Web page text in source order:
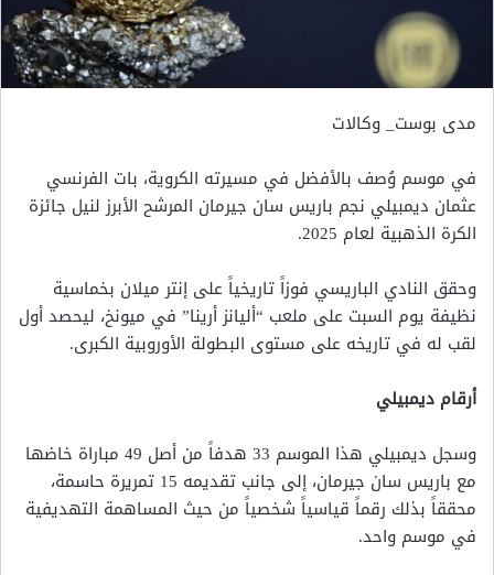
مدى بوست_ وكالات
في موسم وُصف بالأفضل في مسيرته الكروية، بات الفرنسي
عثمان ديمبيلي نجم باريس سان جيرمان المرشح الأبرز لنيل جائزة
الكرة الذهبية لعام 2025.
وحقق النادي الباريسي فوزاً تاريخياً على إنتر ميلان بخماسية
نظيفة يوم السبت على ملعب “أليانز أرينا” في ميونخ، ليحصد أول
لقب له في تاريخه على مستوى البطولة الأوروبية الكبرى.
أرقام ديمبيلي
وسجل ديمبيلي هذا الموسم 33 هدفاً من أصل 49 مباراة خاضها
مع باريس سان جيرمان، إلى جانب تقديمه 15 تمريرة حاسمة،
محققاً بذلك رقماً قياسياً شخصياً من حيث المساهمة التهديفية
في موسم واحد.